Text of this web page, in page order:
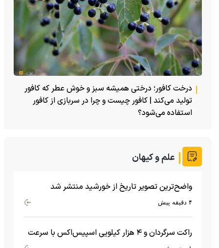
درخت کافور؛ درختی همیشه سبز و خوش عطر که کافور
تولید می‌کند | کافور چیست و چرا در سربازی از کافور
استفاده می‌شود؟
علم و کیهان
واضح‌ترین تصویر تاریخ از خورشید منتشر شد
۴ دقیقه پیش
راکت سرگردان و ۴ هزار کیلویی اسپیس‌اکس با سرعت
هشت هزار و ۶۹۰ کیلومتر در ساعت به ماه برخورد کرد